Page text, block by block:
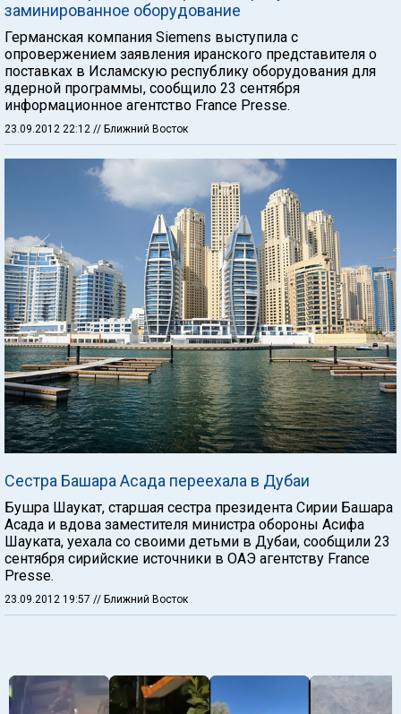
заминированное оборудование
Германская компания Siemens выступила с
опровержением заявления иранского представителя о
поставках в Исламскую республику оборудования для
ядерной программы, сообщило 23 сентября
информационное агентство France Presse.
23.09.2012 22:12 // Ближний Восток
Сестра Башара Асада переехала в Дубаи
Бушра Шаукат, старшая сестра президента Сирии Башара
Асада и вдова заместителя министра обороны Асифа
Шауката, уехала со своими детьми в Дубаи, сообщили 23
сентября сирийские источники в ОАЭ агентству France
Presse.
23.09.2012 19:57 // Ближний Восток